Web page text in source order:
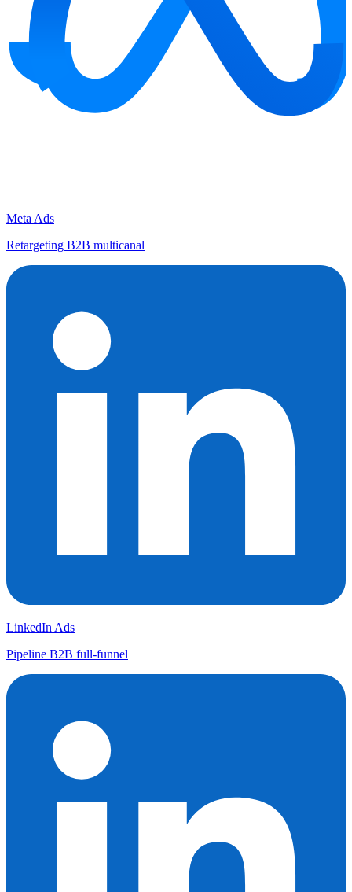
Meta Ads
Retargeting B2B multicanal
LinkedIn Ads
Pipeline B2B full-funnel